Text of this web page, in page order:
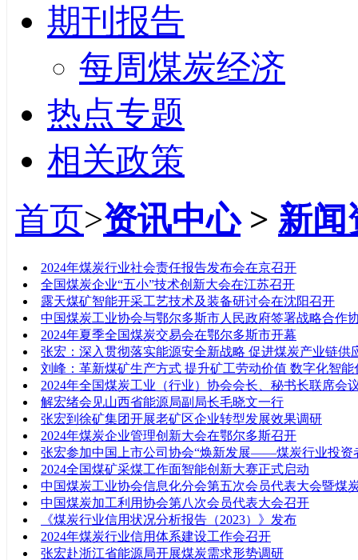
期刊报告
每周煤炭经济
热点专题
相关政策
首页>资讯中心> 新闻
2024年煤炭行业社会责任报告发布会在京召开
全国煤炭企业“五小”技术创新大会在江苏召开
露天煤矿智能开采工艺技术及装备研讨会在沈阳召开
中国煤炭工业协会与鄂尔多斯市人民政府签署战略合作
2024年夏季全国煤炭交易会在鄂尔多斯市开幕
张宏：深入贯彻落实能源安全新战略 促进煤炭产业链
刘峰：革新煤矿生产方式 提升矿工劳动价值 数字化智
2024年全国煤炭工业（行业）协会会长、秘书长联席会
解宏绪会见山西省能源局副局长毛晓文一行
张宏到徐矿集团开展老矿区企业转型发展效果调研
2024年煤炭企业管理创新大会在鄂尔多斯召开
张宏参加中国上市公司协会“焕新发展——煤炭行业投资
2024全国煤矿采煤工作面智能创新大赛正式启动
中国煤炭工业协会信息化分会第五次会员代表大会暨煤
中国煤炭加工利用协会第八次会员代表大会召开
《煤炭行业信用状况分析报告（2023）》发布
2024年煤炭行业信用体系建设工作会召开
张宏赴浙江省能源局开展煤炭需求形势调研